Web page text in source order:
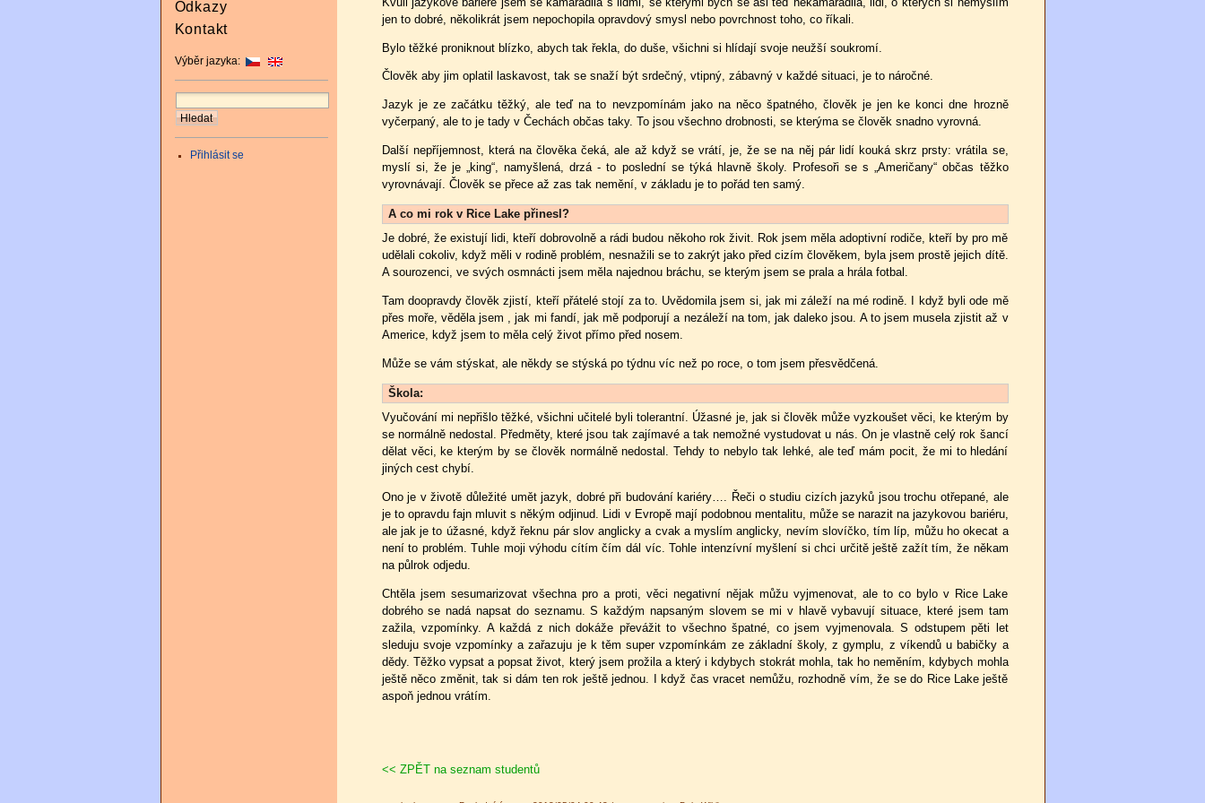
jen to dobré, několikrát jsem nepochopila opravdový smysl nebo povrchnost toho, co říkali.
Bylo těžké proniknout blízko, abych tak řekla, do duše, všichni si hlídají svoje neužší soukromí.
Člověk aby jim oplatil laskavost, tak se snaží být srdečný, vtipný, zábavný v každé situaci, je to náročné.
Jazyk je ze začátku těžký, ale teď na to nevzpomínám jako na něco špatného, člověk je jen ke konci dne hrozně
vyčerpaný, ale to je tady v Čechách občas taky. To jsou všechno drobnosti, se kterýma se člověk snadno vyrovná.
Další nepříjemnost, která na člověka čeká, ale až když se vrátí, je, že se na něj pár lidí kouká skrz prsty: vrátila se,
myslí si, že je „king“, namyšlená, drzá - to poslední se týká hlavně školy. Profesoři se s „Američany“ občas těžko
vyrovnávají. Člověk se přece až zas tak nemění, v základu je to pořád ten samý.
A co mi rok v Rice Lake přinesl?
Je dobré, že existují lidi, kteří dobrovolně a rádi budou někoho rok živit. Rok jsem měla adoptivní rodiče, kteří by pro mě
udělali cokoliv, když měli v rodině problém, nesnažili se to zakrýt jako před cizím člověkem, byla jsem prostě jejich dítě.
A sourozenci, ve svých osmnácti jsem měla najednou bráchu, se kterým jsem se prala a hrála fotbal.
Tam doopravdy člověk zjistí, kteří přátelé stojí za to. Uvědomila jsem si, jak mi záleží na mé rodině. I když byli ode mě
přes moře, věděla jsem , jak mi fandí, jak mě podporují a nezáleží na tom, jak daleko jsou. A to jsem musela zjistit až v
Americe, když jsem to měla celý život přímo před nosem.
Může se vám stýskat, ale někdy se stýská po týdnu víc než po roce, o tom jsem přesvědčená.
Škola:
Vyučování mi nepřišlo těžké, všichni učitelé byli tolerantní. Úžasné je, jak si člověk může vyzkoušet věci, ke kterým by
se normálně nedostal. Předměty, které jsou tak zajímavé a tak nemožné vystudovat u nás. On je vlastně celý rok šancí
dělat věci, ke kterým by se člověk normálně nedostal. Tehdy to nebylo tak lehké, ale teď mám pocit, že mi to hledání
jiných cest chybí.
Ono je v životě důležité umět jazyk, dobré při budování kariéry…. Řeči o studiu cizích jazyků jsou trochu otřepané, ale
je to opravdu fajn mluvit s někým odjinud. Lidi v Evropě mají podobnou mentalitu, může se narazit na jazykovou bariéru,
ale jak je to úžasné, když řeknu pár slov anglicky a cvak a myslím anglicky, nevím slovíčko, tím líp, můžu ho okecat a
není to problém. Tuhle moji výhodu cítím čím dál víc. Tohle intenzívní myšlení si chci určitě ještě zažít tím, že někam
na půlrok odjedu.
Chtěla jsem sesumarizovat všechna pro a proti, věci negativní nějak můžu vyjmenovat, ale to co bylo v Rice Lake
dobrého se nadá napsat do seznamu. S každým napsaným slovem se mi v hlavě vybavují situace, které jsem tam
zažila, vzpomínky. A každá z nich dokáže převážit to všechno špatné, co jsem vyjmenovala. S odstupem pěti let
sleduju svoje vzpomínky a zařazuju je k těm super vzpomínkám ze základní školy, z gymplu, z víkendů u babičky a
dědy. Těžko vypsat a popsat život, který jsem prožila a který i kdybych stokrát mohla, tak ho neměním, kdybych mohla
ještě něco změnit, tak si dám ten rok ještě jednou. I když čas vracet nemůžu, rozhodně vím, že se do Rice Lake ještě
aspoň jednou vrátím.
<< ZPĚT na seznam studentů
Odkazy
Kontakt
Výběr jazyka:
Přihlásit se